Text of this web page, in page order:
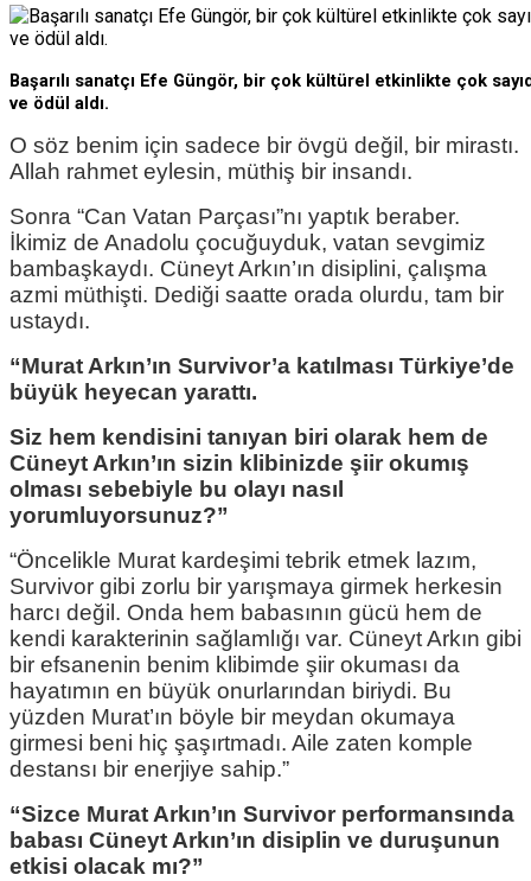
Başarılı sanatçı Efe Güngör, bir çok kültürel etkinlikte çok
ve ödül aldı.
O söz benim için sadece bir övgü değil, bir mirastı.
Allah rahmet eylesin, müthiş bir insandı.
Sonra “Can Vatan Parçası”nı yaptık beraber.
İkimiz de Anadolu çocuğuyduk, vatan sevgimiz
bambaşkaydı. Cüneyt Arkın’ın disiplini, çalışma
azmi müthişti. Dediği saatte orada olurdu, tam bir
ustaydı.
“Murat Arkın’ın Survivor’a katılması Türkiye’de
büyük heyecan yarattı.
Siz hem kendisini tanıyan biri olarak hem de
Cüneyt Arkın’ın sizin klibinizde şiir okumış
olması sebebiyle bu olayı nasıl
yorumluyorsunuz?”
“Öncelikle Murat kardeşimi tebrik etmek lazım,
Survivor gibi zorlu bir yarışmaya girmek herkesin
harcı değil. Onda hem babasının gücü hem de
kendi karakterinin sağlamlığı var. Cüneyt Arkın gibi
bir efsanenin benim klibimde şiir okuması da
hayatımın en büyük onurlarından biriydi. Bu
yüzden Murat’ın böyle bir meydan okumaya
girmesi beni hiç şaşırtmadı. Aile zaten komple
destansı bir enerjiye sahip.”
“Sizce Murat Arkın’ın Survivor performansında
babası Cüneyt Arkın’ın disiplin ve duruşunun
etkisi olacak mı?”